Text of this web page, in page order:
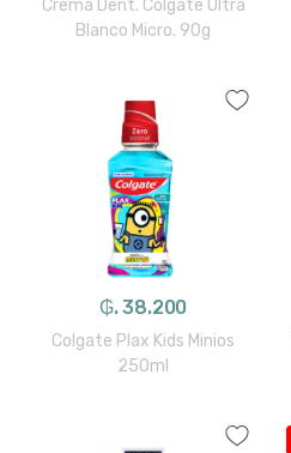
Crema Dent. Colgate Ultra
Blanco Micro. 90g
₲. 38.200
Colgate Plax Kids Minios
250ml